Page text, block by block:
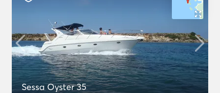
Sessa Oyster 35